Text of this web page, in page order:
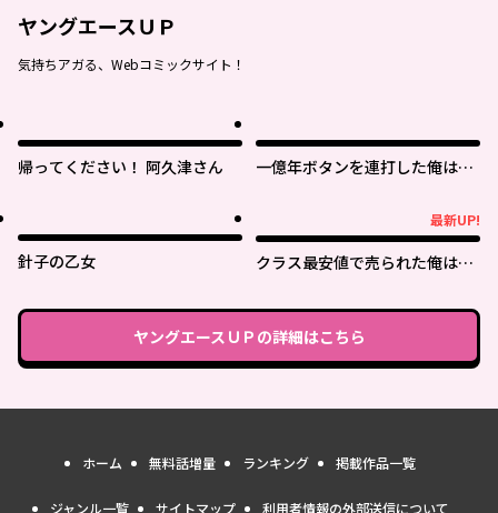
ヤングエースＵＰ
気持ちアガる、Webコミックサイト！
帰ってください！ 阿久津さん
一億年ボタンを連打した俺は、
針子の乙女
最新UP!
クラス最安値で売られた俺は、
ヤングエースＵＰ の詳細はこちら
ホーム 無料話増量 ランキング 掲載作品一覧
ジャンル一覧 サイトマップ 利用者情報の外部送信について